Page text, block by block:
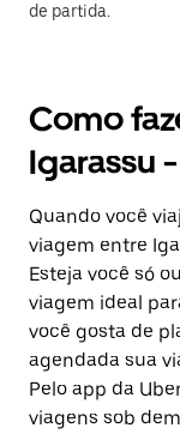
de partida.
Como
Igarassu
Quando você
viagem entre
Esteja você só
viagem ideal
você gosta de
agendada sua
Pelo app da
viagens sob